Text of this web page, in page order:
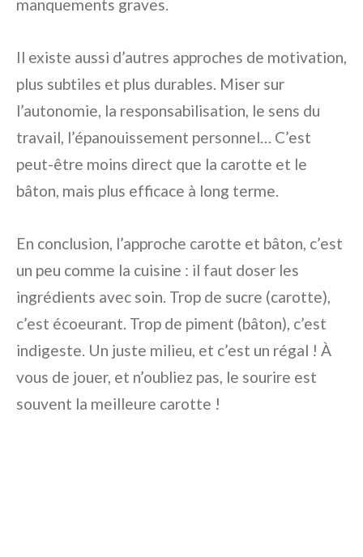
manquements graves.
Il existe aussi d’autres approches de motivation,
plus subtiles et plus durables. Miser sur
l’autonomie, la responsabilisation, le sens du
travail, l’épanouissement personnel… C’est
peut-être moins direct que la carotte et le
bâton, mais plus efficace à long terme.
En conclusion, l’approche carotte et bâton, c’est
un peu comme la cuisine : il faut doser les
ingrédients avec soin. Trop de sucre (carotte),
c’est écoeurant. Trop de piment (bâton), c’est
indigeste. Un juste milieu, et c’est un régal ! À
vous de jouer, et n’oubliez pas, le sourire est
souvent la meilleure carotte !